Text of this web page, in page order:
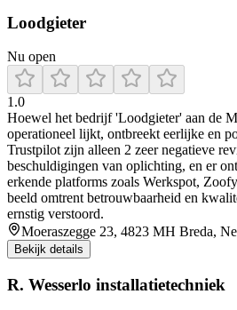
Loodgieter
Nu open
1.0
Hoewel het bedrijf 'Loodgieter' aan de
operationeel lijkt, ontbreekt eerlijke en
Trustpilot zijn alleen 2 zeer negatieve
beschuldigingen van oplichting, en er
erkende platforms zoals Werkspot,
beeld omtrent betrouwbaarheid en
ernstig verstoord.
Moeraszegge 23, 4823 MH Breda,
Bekijk details
R. Wesserlo installatietechniek